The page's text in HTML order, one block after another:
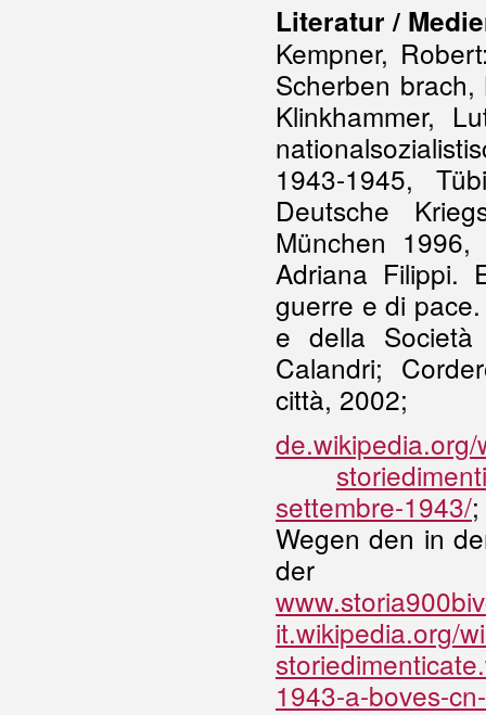
Literatur /
Kempner,
Scherben
Klinkhammer,
1943-1945,
Deutsche
München
Adriana Filippi.
guerre e di
e della Società
Calandri;
città, 2002;
de.wikipedia.org/
settembre-1943/;
Wegen den in
der
it.wikipedia.org/
1943-a-boves-